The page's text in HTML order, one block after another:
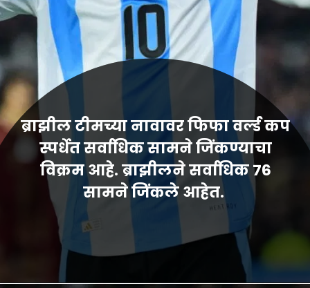
ब्राझील टीमच्या नावावर फिफा वर्ल्ड कप
स्पर्धेत सर्वाधिक सामने जिंकण्याचा
विक्रम आहे. ब्राझीलने सर्वाधिक 76
सामने जिंकले आहेत.